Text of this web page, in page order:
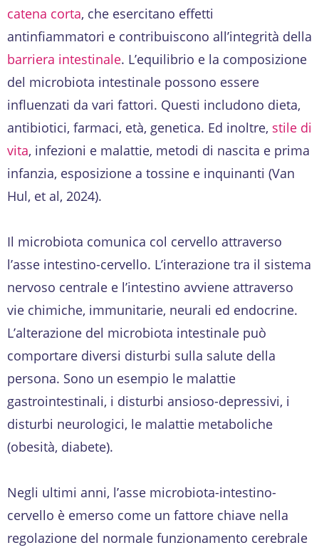
catena corta, che esercitano effetti
antinfiammatori e contribuiscono all’integrità della
barriera intestinale. L’equilibrio e la composizione
del microbiota intestinale possono essere
influenzati da vari fattori. Questi includono dieta,
antibiotici, farmaci, età, genetica. Ed inoltre, stile di
vita, infezioni e malattie, metodi di nascita e prima
infanzia, esposizione a tossine e inquinanti (Van
Hul, et al, 2024).
Il microbiota comunica col cervello attraverso
l’asse intestino-cervello. L’interazione tra il sistema
nervoso centrale e l’intestino avviene attraverso
vie chimiche, immunitarie, neurali ed endocrine.
L’alterazione del microbiota intestinale può
comportare diversi disturbi sulla salute della
persona. Sono un esempio le malattie
gastrointestinali, i disturbi ansioso-depressivi, i
disturbi neurologici, le malattie metaboliche
(obesità, diabete).
Negli ultimi anni, l’asse microbiota-intestino-
cervello è emerso come un fattore chiave nella
regolazione del normale funzionamento cerebrale